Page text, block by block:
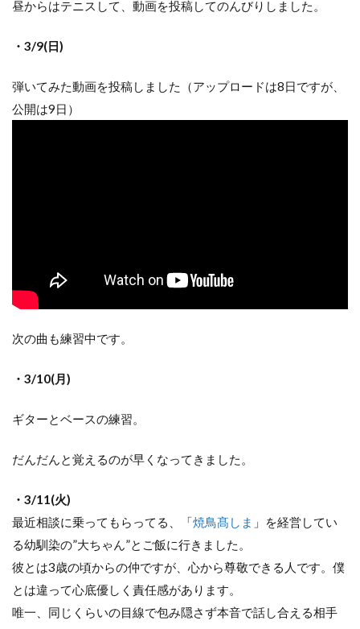
昼からはテニスして、動画を投稿してのんびりしました。
・3/9(日)
弾いてみた動画を投稿しました（アップロードは8日ですが、
公開は9日）
次の曲も練習中です。
・3/10(月)
ギターとベースの練習。
だんだんと覚えるのが早くなってきました。
・3/11(火)
最近相談に乗ってもらってる、「焼鳥髙しま 」を経営してい
る幼馴染の”大ちゃん”とご飯に行きました。
彼とは3歳の頃からの仲ですが、心から尊敬できる人です。僕
とは違って心底優しく責任感があります。
唯一、同じくらいの目線で包み隠さず本音で話し合える相手